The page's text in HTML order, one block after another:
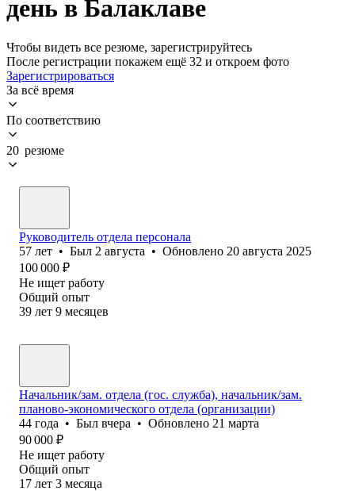
день в Балаклаве
Чтобы видеть все резюме, зарегистрируйтесь
После регистрации покажем ещё 32 и откроем фото
Зарегистрироваться
За всё время
По соответствию
20 резюме
Руководитель отдела персонала
57 лет • Был 2 августа • Обновлено 20 августа 2025
100 000 ₽
Не ищет работу
Общий опыт
39 лет 9 месяцев
Начальник/зам. отдела (гос. служба), начальник/зам.
планово-экономического отдела (организации)
44 года • Был вчера • Обновлено 21 марта
90 000 ₽
Не ищет работу
Общий опыт
17 лет 3 месяца